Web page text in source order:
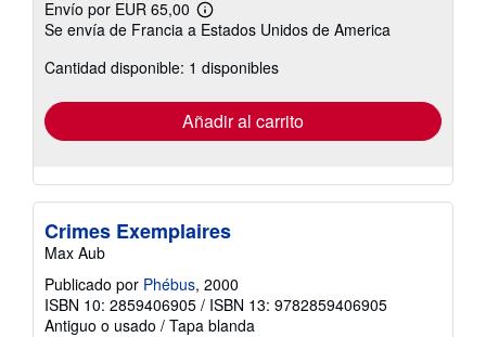
Envío por EUR 65,00
Más
información
las
tarifas
envío
Se envía de Francia a Estados Unidos de America
Cantidad disponible: 1 disponibles
Añadir al carrito
Crimes Exemplaires
Max Aub
Publicado por Phébus, 2000
ISBN 10: 2859406905 / ISBN 13: 9782859406905
Antiguo o usado / Tapa blanda